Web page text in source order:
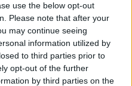
use the below opt-out
Please note that after your
may continue seeing
information utilized by
to third parties prior to
opt-out of the further
by third parties on the
για
πορεία